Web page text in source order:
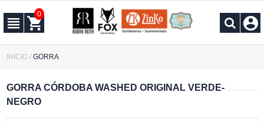
0
INICIO /GORRA
GORRA CÓRDOBA WASHED ORIGINAL VERDE-
NEGRO